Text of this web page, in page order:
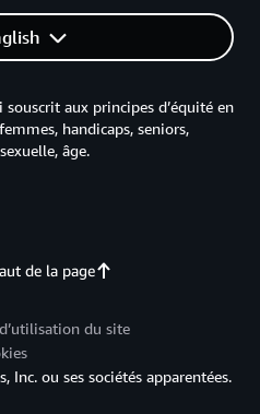
de la page
aux principes d’équité en
handicaps, seniors,
âge.
du site
Inc. ou ses sociétés apparentées.